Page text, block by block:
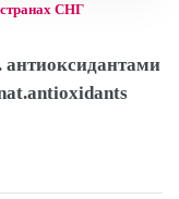
СНГ
антиоксидантами